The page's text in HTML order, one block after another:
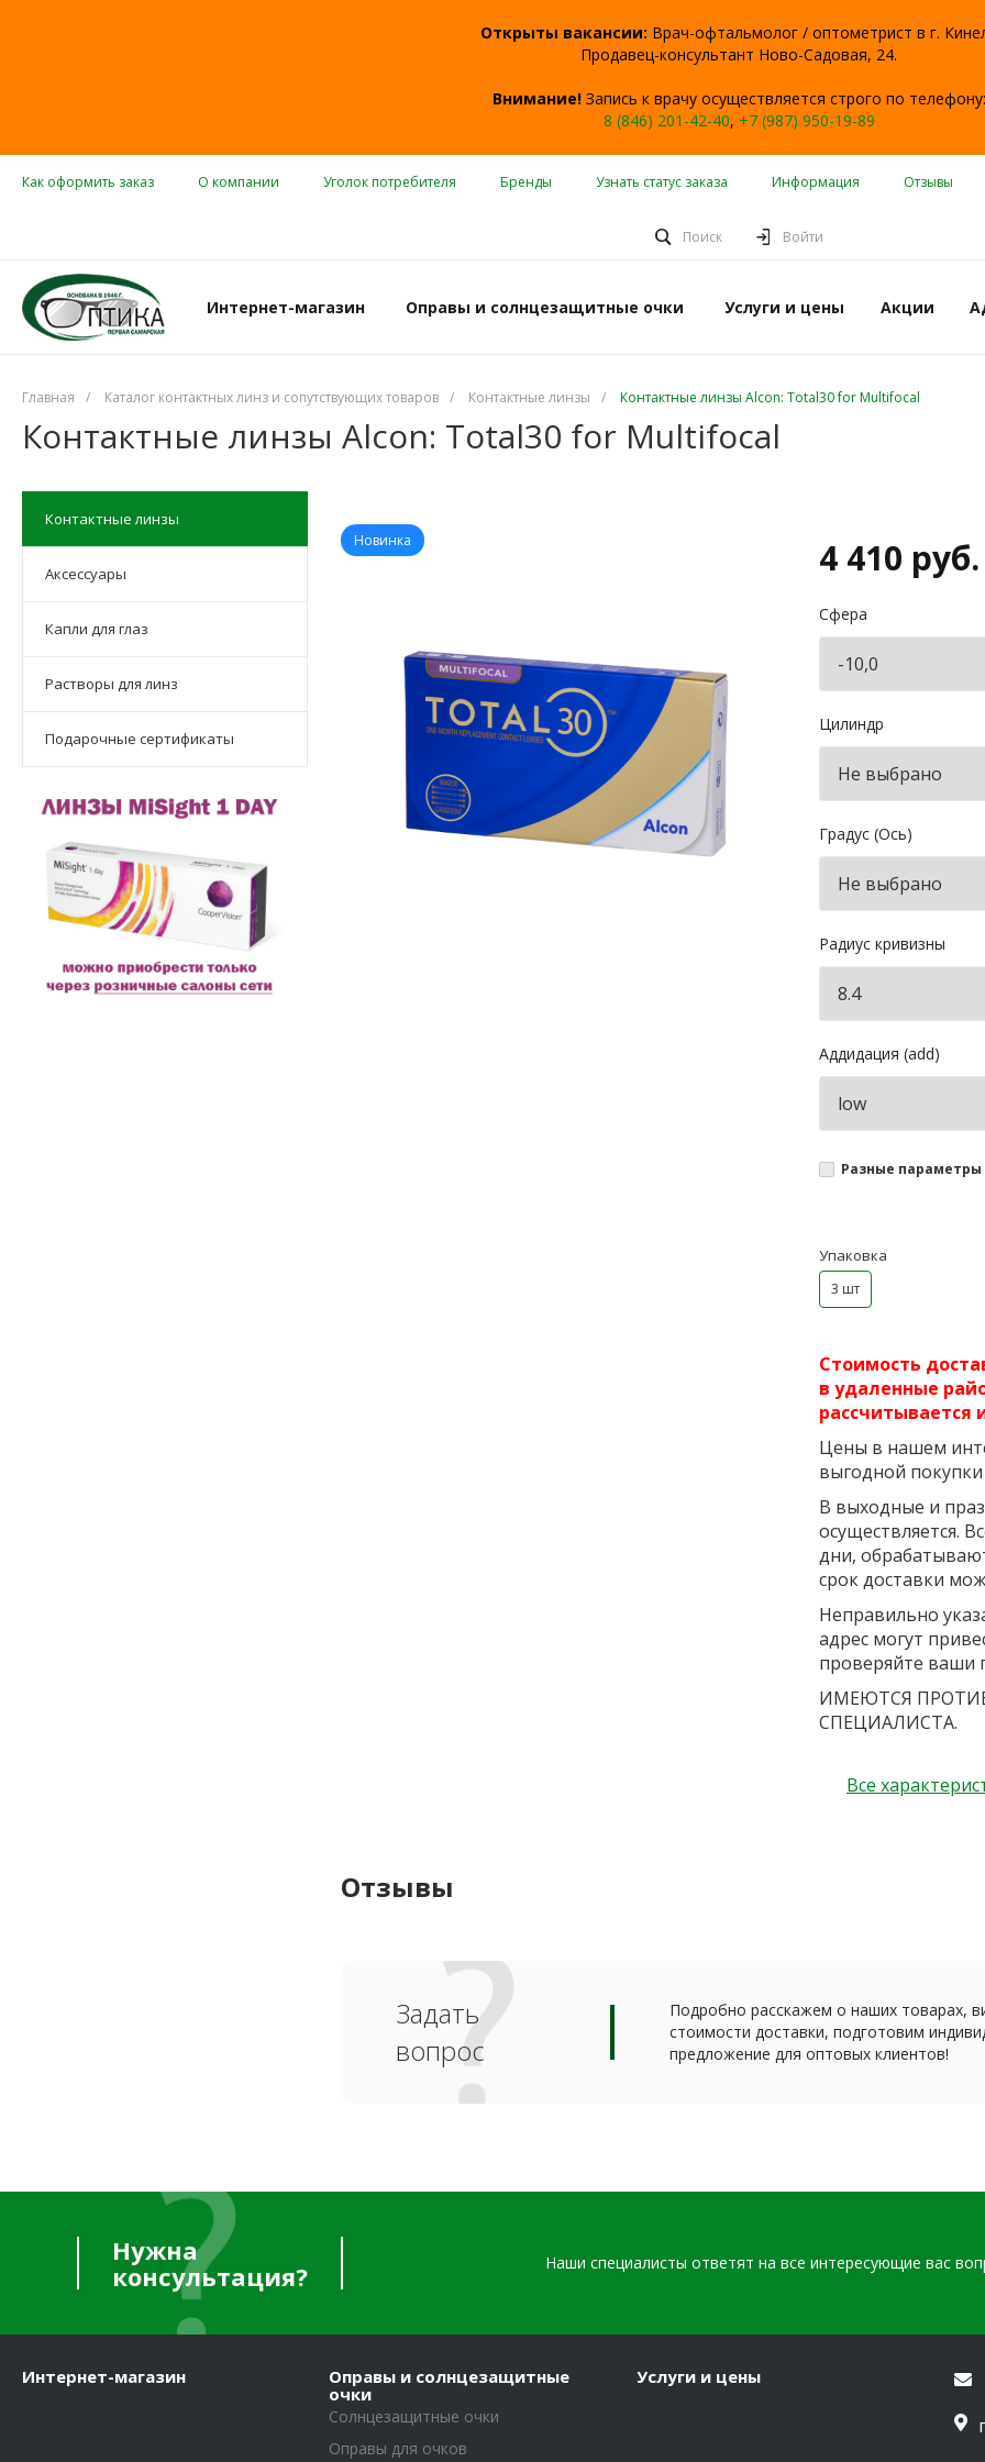
Открыты вакансии: Врач-офтальмолог / оптометрист в г.
Продавец-консультант Ново-Садовая, 24.
Внимание!Запись к врачу осуществляется строго по телефону:
8 (846) 201-42-40, +7 (987) 950-19-89
Как оформить заказ О компании Уголок потребителя Бренды Узнать статус заказа Информация Отзывы
Поиск Войти
Интернет-магазин Оправы и солнцезащитные очки Услуги и цены Акции
Главная / Каталог контактных линз и сопутствующих товаров / Контактные линзы / Контактные линзы Alcon: Total30 for Multifocal
Контактные линзы Alcon: Total30 for Multifocal
Контактные линзы
Аксессуары
Капли для глаз
Растворы для линз
Подарочные сертификаты
Новинка 4 410 руб.
Сфера
Цилиндр
Градус (Ось)
Радиус кривизны
Аддидация (add)
Разные параметры
Упаковка
3 шт
Стоимость
в удаленные
рассчитывается
Цены в нашем
выгодной
В выходные и
осуществляется.
дни,
срок доставки
Неправильно
адрес могут
проверяйте ваши
ИМЕЮТСЯ
СПЕЦИАЛИСТА.
Все
Отзывы
Задать
вопрос
Подробно расскажем о наших товарах,
стоимости доставки, подготовим
предложение для оптовых клиентов!
Нужна
консультация?
Наши специалисты ответят на все интересующие вас
Интернет-магазин
Оправы и солнцезащитные
очки
Солнцезащитные очки
Оправы для очков
Услуги и цены